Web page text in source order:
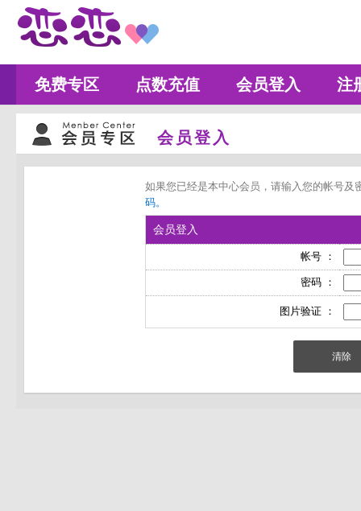
免费专区 点数充值 会员登入 注
会员登入
如果您已经是本中心会员，请输入您的帐号
码。
会员登入
帐号 ：
密码 ：
图片验证 ：